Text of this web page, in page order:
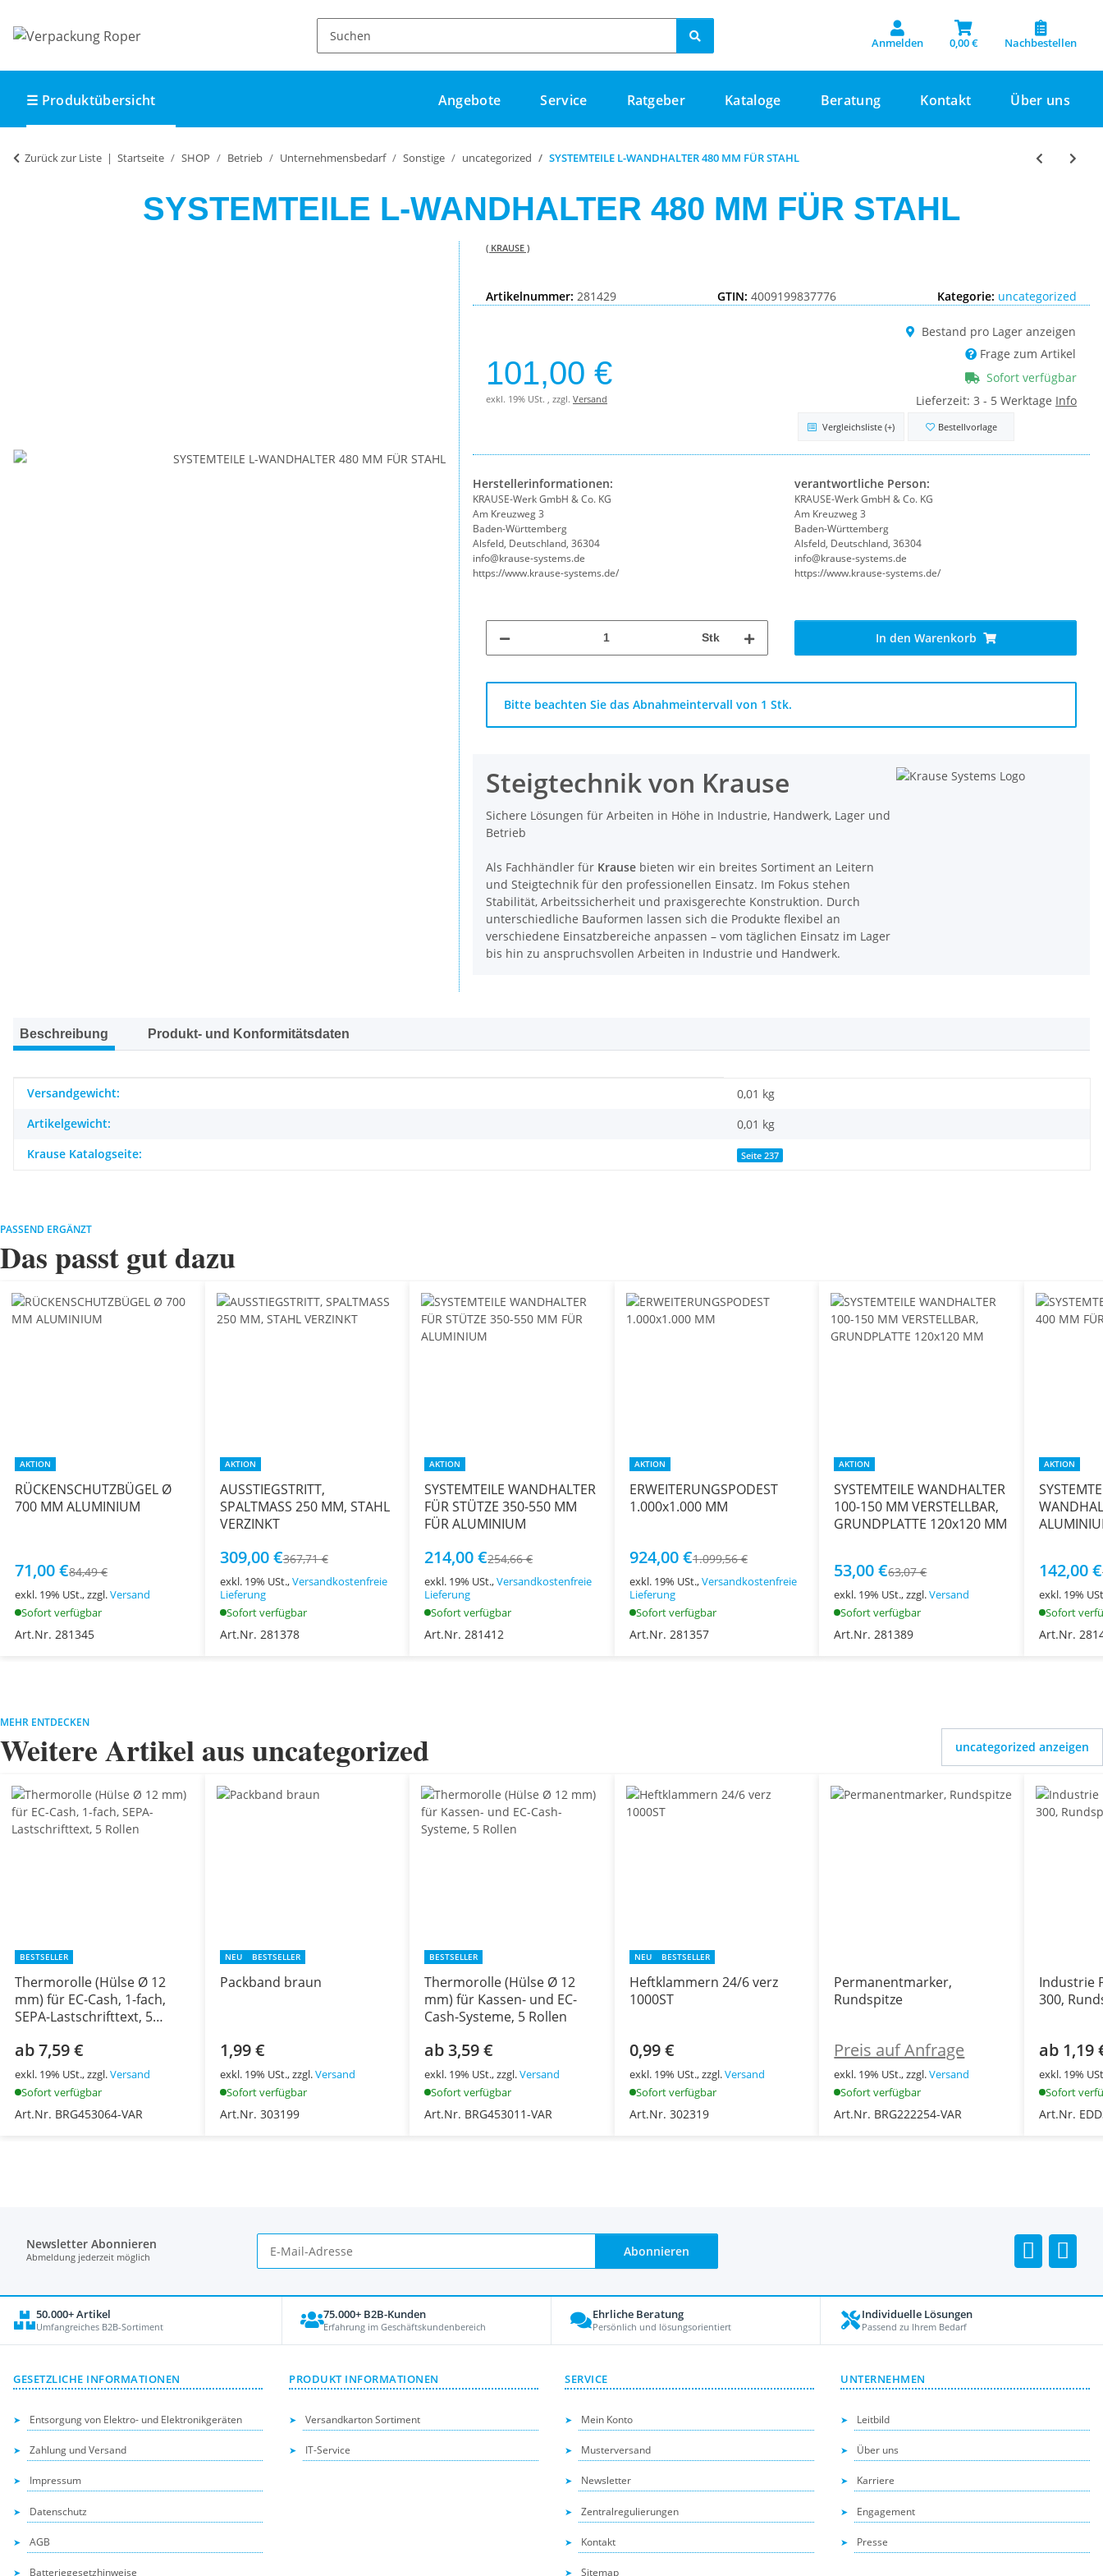
Anmelden 0,00 € Nachbestellen
☰ Produktübersicht Angebote Service Ratgeber Kataloge Beratung Kontakt Über uns
Zurück zur Liste Startseite SHOP Betrieb Unternehmensbedarf Sonstige uncategorized SYSTEMTEILE L-WANDHALTER 480 MM FÜR STAHL
SYSTEMTEILE L-WANDHALTER 480 MM FÜR STAHL
( KRAUSE )
Artikelnummer: 281429 GTIN: 4009199837776 Kategorie: uncategorized
101,00 €
exkl. 19% USt. , zzgl. Versand
Bestand pro Lager anzeigen
Frage zum Artikel
Sofort verfügbar
Lieferzeit: 3 - 5 Werktage Info
Vergleichsliste (+) Bestellvorlage
Herstellerinformationen:
KRAUSE-Werk GmbH & Co. KG
Am Kreuzweg 3
Baden-Württemberg
Alsfeld, Deutschland, 36304
info@krause-systems.de
https://www.krause-systems.de/
verantwortliche Person:
KRAUSE-Werk GmbH & Co. KG
Am Kreuzweg 3
Baden-Württemberg
Alsfeld, Deutschland, 36304
info@krause-systems.de
https://www.krause-systems.de/
Stk In den Warenkorb
x
Bitte beachten Sie das Abnahmeintervall von 1 Stk.
Steigtechnik von Krause
Sichere Lösungen für Arbeiten in Höhe in Industrie, Handwerk, Lager und
Betrieb
Als Fachhändler für Krause bieten wir ein breites Sortiment an Leitern
und Steigtechnik für den professionellen Einsatz. Im Fokus stehen
Stabilität, Arbeitssicherheit und praxisgerechte Konstruktion. Durch
unterschiedliche Bauformen lassen sich die Produkte flexibel an
verschiedene Einsatzbereiche anpassen – vom täglichen Einsatz im Lager
bis hin zu anspruchsvollen Arbeiten in Industrie und Handwerk.
Beschreibung Produkt- und Konformitätsdaten
Produkteigenschaft
Wert
Versandgewicht:
0,01 kg
Artikelgewicht:
0,01 kg
Krause Katalogseite:
Seite 237
PASSEND ERGÄNZT
Das passt gut dazu
AKTION
RÜCKENSCHUTZBÜGEL Ø
700 MM ALUMINIUM
71,00 €84,49 €
exkl. 19% USt., zzgl.Versand
Sofort verfügbar
Art.Nr. 281345
AKTION
AUSSTIEGSTRITT,
SPALTMASS 250 MM, STAHL
VERZINKT
309,00 €367,71 €
exkl. 19% USt.,Versandkostenfreie
Lieferung
Sofort verfügbar
Art.Nr. 281378
AKTION
SYSTEMTEILE WANDHALTER
FÜR STÜTZE 350-550 MM
FÜR ALUMINIUM
214,00 €254,66 €
exkl. 19% USt.,Versandkostenfreie
Lieferung
Sofort verfügbar
Art.Nr. 281412
AKTION
ERWEITERUNGSPODEST
1.000x1.000 MM
924,00 €1.099,56 €
exkl. 19% USt.,Versandkostenfreie
Lieferung
Sofort verfügbar
Art.Nr. 281357
AKTION
SYSTEMTEILE WANDHALTER
100-150 MM VERSTELLBAR,
GRUNDPLATTE 120x120 MM
53,00 €63,07 €
exkl. 19% USt., zzgl.Versand
Sofort verfügbar
Art.Nr. 281389
AKTION
142,00 €
exkl. 19%
Sofort
Art.Nr.
MEHR ENTDECKEN
Weitere Artikel aus uncategorized uncategorized anzeigen
BESTSELLER
Thermorolle (Hülse Ø 12
mm) für EC-Cash, 1-fach,
SEPA-Lastschrifttext, 5
ab 7,59 €
exkl. 19% USt., zzgl.Versand
Sofort verfügbar
Art.Nr. BRG453064-VAR
NEU BESTSELLER
Packband braun
1,99 €
exkl. 19% USt., zzgl.Versand
Sofort verfügbar
Art.Nr. 303199
BESTSELLER
Thermorolle (Hülse Ø 12
mm) für Kassen- und EC-
Cash-Systeme, 5 Rollen
ab 3,59 €
exkl. 19% USt., zzgl.Versand
Sofort verfügbar
Art.Nr. BRG453011-VAR
NEU BESTSELLER
Heftklammern 24/6 verz
1000ST
0,99 €
exkl. 19% USt., zzgl.Versand
Sofort verfügbar
Art.Nr. 302319
Permanentmarker,
Rundspitze
Preis auf Anfrage
exkl. 19% USt., zzgl.Versand
Sofort verfügbar
Art.Nr. BRG222254-VAR
Industrie
300,
ab 1,19
exkl. 19%
Sofort
Art.Nr.
Newsletter Abonnieren
Abmeldung jederzeit möglich Abonnieren
50.000+ Artikel
Umfangreiches B2B-Sortiment
75.000+ B2B-Kunden
Erfahrung im Geschäftskundenbereich
Ehrliche Beratung
Persönlich und lösungsorientiert
Individuelle Lösungen
Passend zu Ihrem Bedarf
GESETZLICHE INFORMATIONEN
Entsorgung von Elektro- und Elektronikgeräten
Zahlung und Versand
Impressum
Datenschutz
AGB
Batteriegesetzhinweise
PRODUKT INFORMATIONEN
Versandkarton Sortiment
IT-Service
SERVICE
Mein Konto
Musterversand
Newsletter
Zentralregulierungen
Kontakt
Sitemap
UNTERNEHMEN
Leitbild
Über uns
Karriere
Engagement
Presse